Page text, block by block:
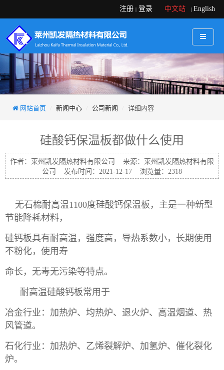
注册 | 登录 中文站 | English
网站首页 新闻中心 公司新闻 详细内容
硅酸钙保温板都做什么使用
作者：莱州凯发隔热材料有限公司 来源：莱州凯发隔热材料有限
公司 发布时间：2021-12-17 浏览量：2318
无石棉耐高温1100度硅酸钙保温板，主是一种新型
节能降耗材料，
硅钙板具有耐高温， 强度高，导热系数小，长期使用
不粉化，使用寿
命长，无毒无污染等特点。
耐高温硅酸钙板常用于
冶金行业：加热炉、均热炉、退火炉、高温烟道、热
风管道。
石化行业：加热炉、乙烯裂解炉、加氢炉、催化裂化
炉。